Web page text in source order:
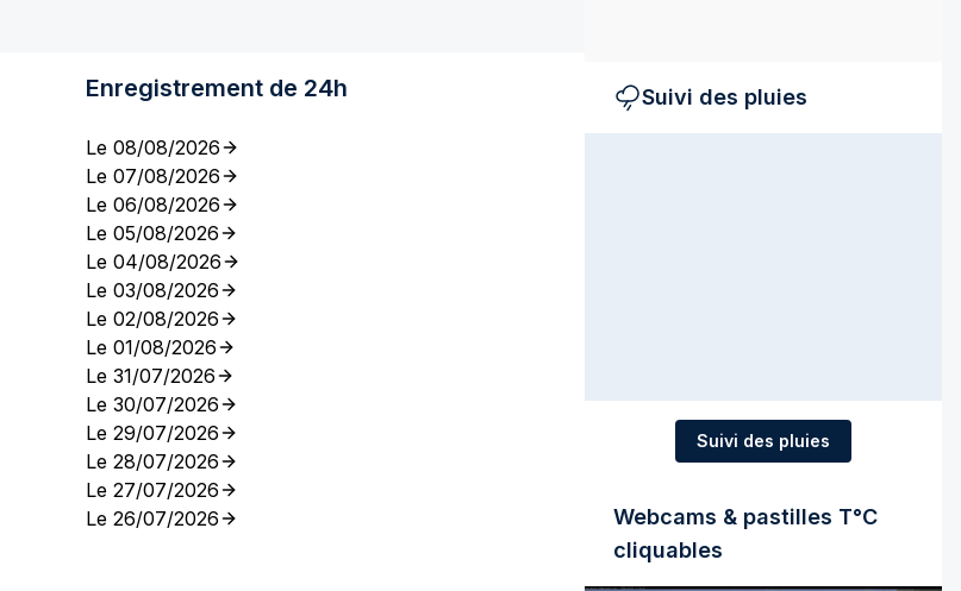
Enregistrement de 24h
Le 08/08/2026
Le 07/08/2026
Le 06/08/2026
Le 05/08/2026
Le 04/08/2026
Le 03/08/2026
Le 02/08/2026
Le 01/08/2026
Le 31/07/2026
Le 30/07/2026
Le 29/07/2026
Le 28/07/2026
Le 27/07/2026
Le 26/07/2026
Suivi des pluies
Suivi des pluies
Webcams & pastilles T°C
cliquables